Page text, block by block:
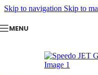
Skip to navigation Skip to
MENU